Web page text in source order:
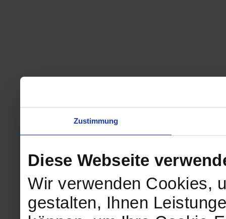
Zustimmung
Diese Webseite
Wir verwenden Cookies,
gestalten, Ihnen